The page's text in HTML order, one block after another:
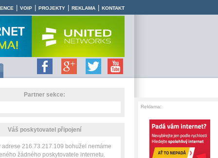
VOIP PROJEKTY REKLAMA KONTAKT
Partner sekce:
Váš poskytovatel připojení
adrese 216.73.217.109 bohužel nemáme
žádného poskytovatele internetu.
Reklama: